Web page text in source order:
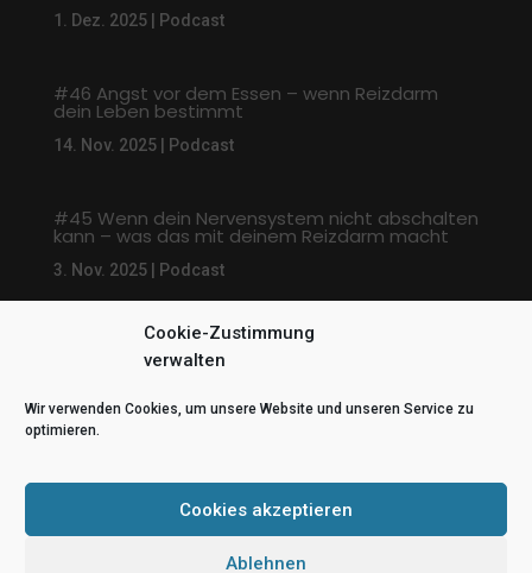
Cookie-Zustimmung
verwalten
Wir verwenden Cookies, um unsere Website und unseren Service zu
optimieren.
Cookies akzeptieren
Ablehnen
1. Dez. 2025| Podcast
#46 Angst vor dem Essen – wenn Reizdarm
dein Leben bestimmt
14. Nov. 2025| Podcast
#45 Wenn dein Nervensystem nicht abschalten
kann – was das mit deinem Reizdarm macht
3. Nov. 2025| Podcast
© Erfolg durch Hypnose | Melanie Dehnbostel 2025